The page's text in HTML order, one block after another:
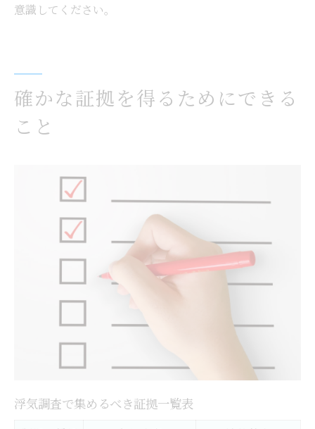
意識してください。
確かな証拠を得るためにできる
こと
浮気調査で集めるべき証拠一覧表